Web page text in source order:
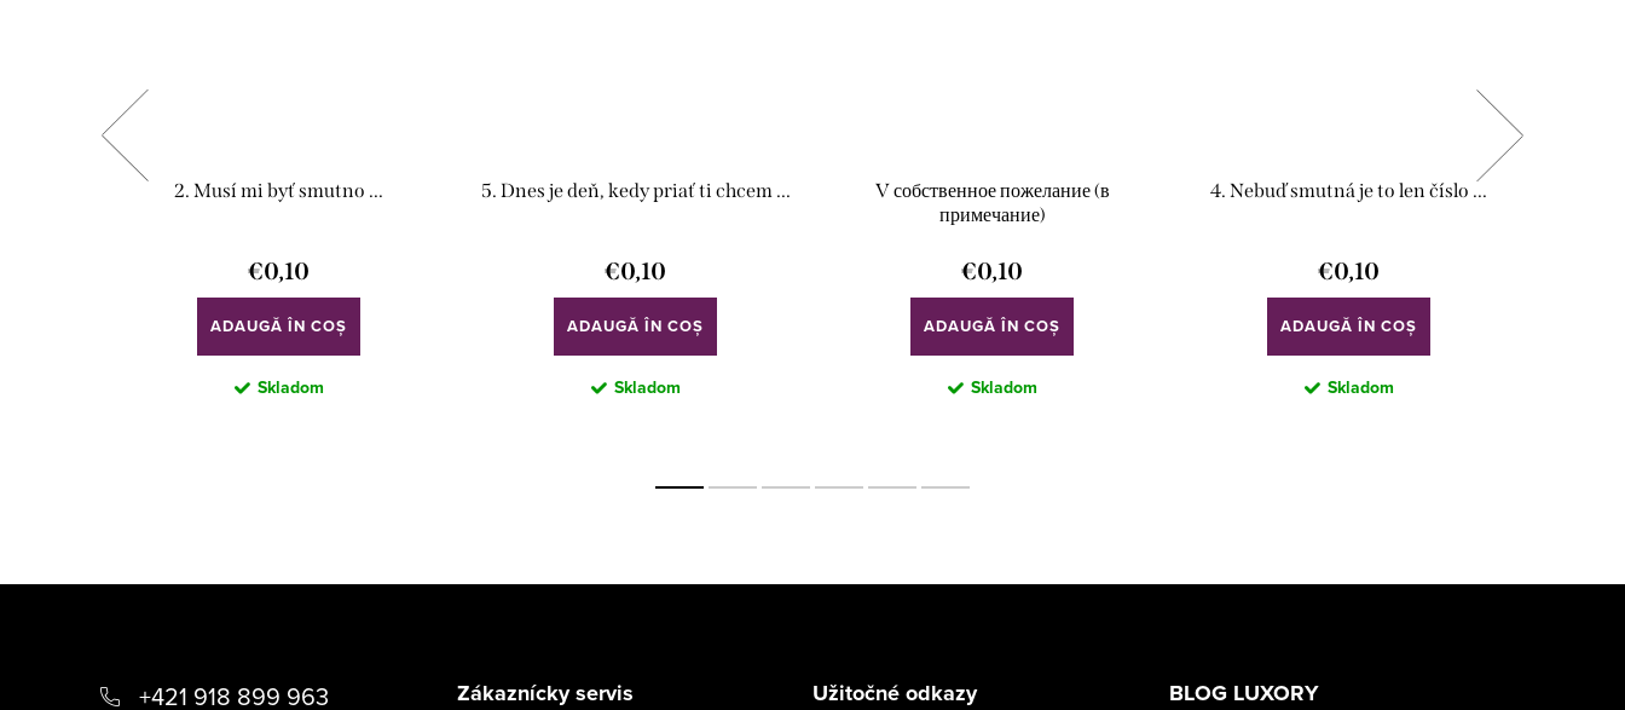
2. Musí mi byť smutno ...
€0,10
ADAUGĂ ÎN COŞ
Skladom
5. Dnes je deň, kedy priať ti chcem ...
€0,10
ADAUGĂ ÎN COŞ
Skladom
V собственное пожелание (в
примечание)
€0,10
ADAUGĂ ÎN COŞ
Skladom
4. Nebuď smutná je to len číslo ...
€0,10
ADAUGĂ ÎN COŞ
Skladom
+421 918 899 963 Zákaznícky servis Užitočné odkazy BLOG LUXORY